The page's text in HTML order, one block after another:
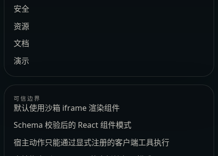
安全
资源
文档
演示
可信边界
默认使用沙箱 iframe 渲染组件
Schema 校验后的 React 组件模式
宿主动作只能通过显式注册的客户端工具执行